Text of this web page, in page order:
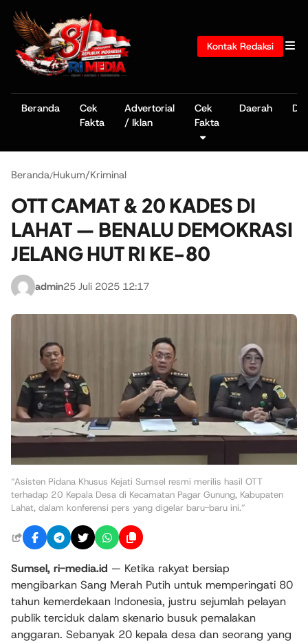
Kontak Redaksi
Beranda
Cek
Fakta
Advertorial
/ Iklan
Cek
Fakta
Daerah
Beranda/Hukum/Kriminal
OTT CAMAT & 20 KADES DI
LAHAT — BENALU DEMOKRASI
JELANG HUT RI KE-80
admin25 Juli 2025 12:17
“Asisten Pidana Khusus Kejati Sumsel resmi merilis hasil OTT
terhadap 20 Kepala Desa di Kecamatan Pagar Gunung, Kabupaten
Lahat, dalam konferensi pers yang digelar baru-baru ini.”
Sumsel, ri-media.id — Ketika rakyat bersiap
mengibarkan Sang Merah Putih untuk memperingati 80
tahun kemerdekaan Indonesia, justru sejumlah pelayan
publik terciduk dalam skenario busuk pemalakan
anggaran. Sebanyak 20 kepala desa dan seorang yang